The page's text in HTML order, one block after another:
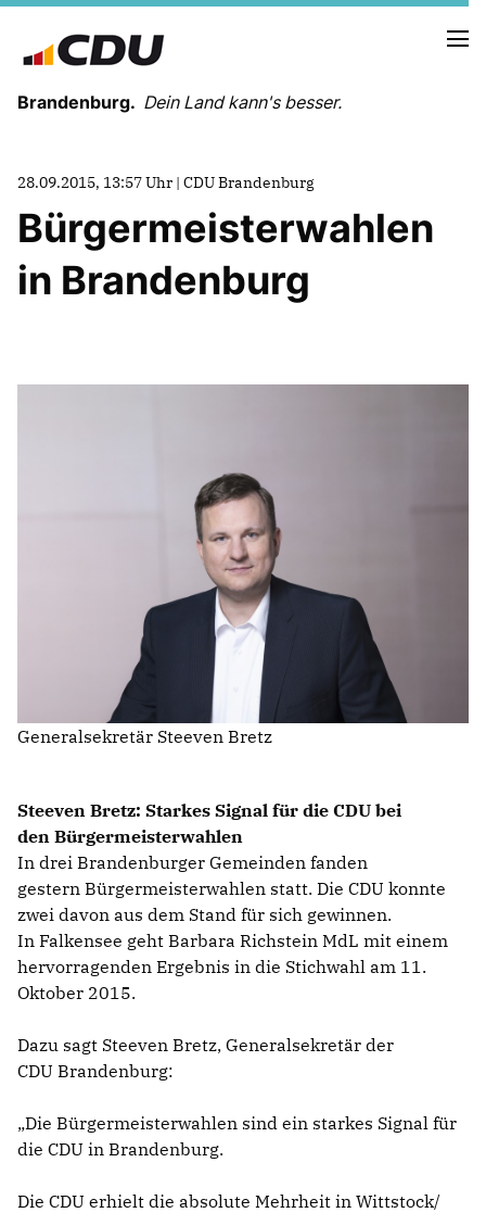
Brandenburg. Dein Land kann's besser.
MELDUNGEN
LANDESVORSTAND
LANDESGESCHÄFTSSTELLE
PARTEIGERICHT
IM LANDTAG
IN DER LANDESREGIERUNG
IM BUNDESTAG
IM EUROPÄISCHEN PARLAMENT
NEWSLETTER ABONNIEREN
BILDER
75 JAHRE CDU BRANDENBURG
PRESSE
SPENDEN
Mitglied werden
28.09.2015, 13:57 Uhr | CDU Brandenburg
Bürgermeisterwahlen
in Brandenburg
Steeven Bretz: Starkes Signal für die CDU bei
den Bürgermeisterwahlen
In drei Brandenburger Gemeinden fanden
gestern Bürgermeisterwahlen statt. Die CDU konnte
zwei davon aus dem Stand für sich gewinnen.
In Falkensee geht Barbara Richstein MdL mit einem
hervorragenden Ergebnis in die Stichwahl am 11.
Oktober 2015.
Dazu sagt Steeven Bretz, Generalsekretär der
CDU Brandenburg:
Die Bürgermeisterwahlen sind ein starkes Signal für
die CDU in Brandenburg.
Die CDU erhielt die absolute Mehrheit in Wittstock/
Generalsekretär Steeven Bretz